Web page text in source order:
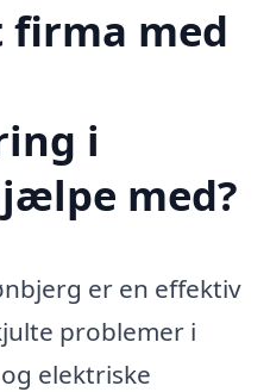
firma med
i
med?
er en effektiv
problemer i
elektriske